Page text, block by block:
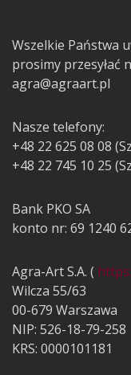
Wszelkie Państwa
prosimy przesyłać
agra@agraart.pl
Nasze telefony:
+48 22 625 08 08
+48 22 745 10 25
Bank PKO SA
konto nr: 69 1240
Agra-Art S.A. (
Wilcza 55/63
00-679 Warszawa
NIP: 526-18-79-258
KRS: 0000101181